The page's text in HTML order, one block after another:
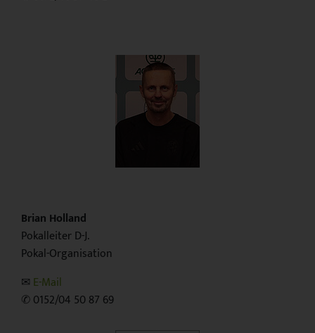
Brian Holland
Pokalleiter D-J.
Pokal-Organisation
✉︎ E-Mail
✆ 0152/04 50 87 69